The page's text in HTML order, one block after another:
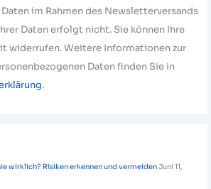
im Rahmen des Newsletterversands
Daten erfolgt nicht. Sie können Ihre
widerrufen. Weitere Informationen zur
Daten finden Sie in
.
wirklich? Risiken erkennen und vermeidenJuni 11,